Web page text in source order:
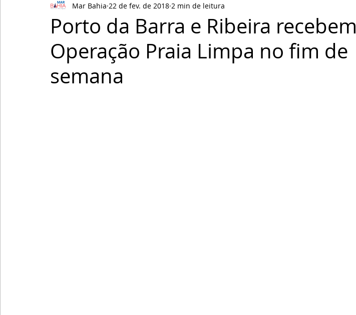
Curiosidades
Porto da Barra e Ribeira recebem
Operação Praia Limpa no fim de
semana
Mar Bahia 22 de fev. de 2018 2 min de leitura